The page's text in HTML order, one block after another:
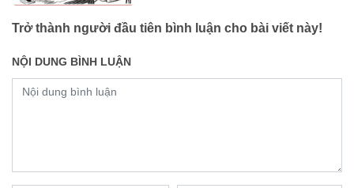
Trở thành người đầu tiên bình luận cho bài viết này!
NỘI DUNG BÌNH LUẬN